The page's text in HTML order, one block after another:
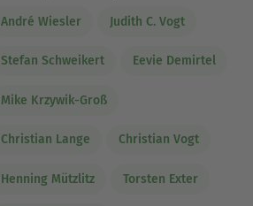
André Wiesler Judith C. Vogt
Stefan Schweikert Eevie Demirtel
Mike Krzywik-Groß
Christian Lange Christian Vogt
Henning Mützlitz Torsten Exter